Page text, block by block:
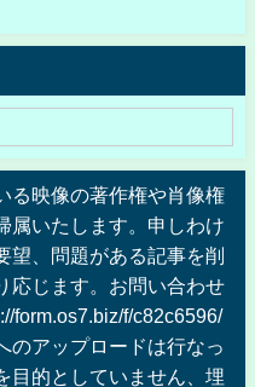
る映像の著作権や肖像権
属いたします。申しわけ
望、問題がある記事を削
応じます。お問い合わせ
form.os7.biz/f/c82c6596/
のアップロードは行なっ
目的としていません、埋